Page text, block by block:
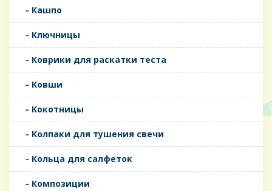
- Кашпо
- Ключницы
- Коврики для раскатки теста
- Ковши
- Кокотницы
- Колпаки для тушения свечи
- Кольца для салфеток
- Композиции